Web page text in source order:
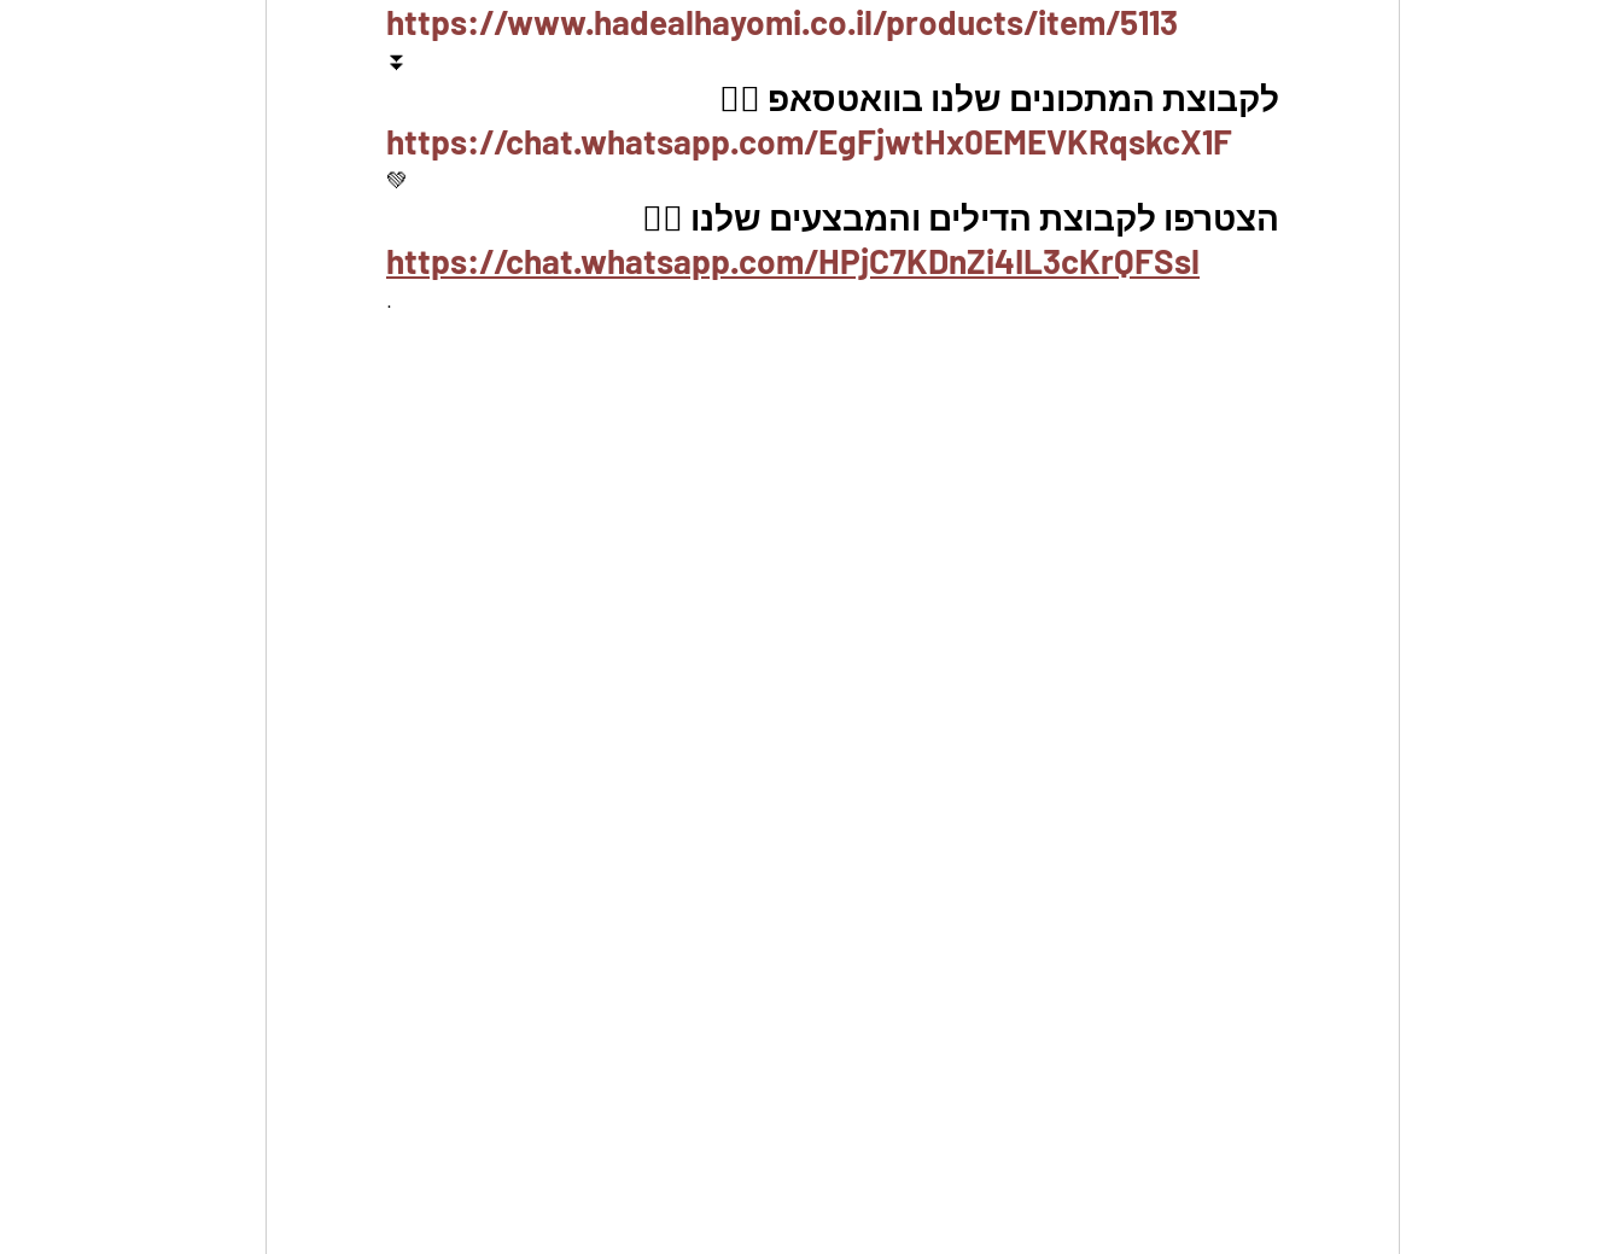
https://www.hadealhayomi.co.il/products/item/5113
⏬
לקבוצת המתכונים שלנו בוואטסאפ 👇🏽
https://chat.whatsapp.com/EgFjwtHx0EMEVKRqskcX1F
💚
הצטרפו לקבוצת הדילים והמבצעים שלנו 👇🏽
https://chat.whatsapp.com/HPjC7KDnZi4IL3cKrQFSsl
.